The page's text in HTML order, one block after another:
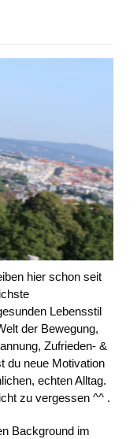
hier schon seit
Lebensstil
der Bewegung,
Zufrieden- &
du neue Motivation
echten Alltag.
zu vergessen ^^ .
Background im